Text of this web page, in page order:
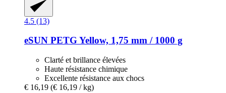
4.5 (13)
eSUN PETG Yellow, 1,75 mm / 1000 g
Clarté et brillance élevées
Haute résistance chimique
Excellente résistance aux chocs
€ 16,19 (€ 16,19 / kg)